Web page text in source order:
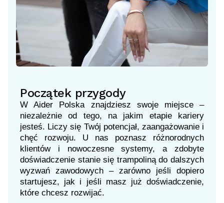
Początek przygody
W Aider Polska znajdziesz swoje miejsce –
niezależnie od tego, na jakim etapie kariery
jesteś. Liczy się Twój potencjał, zaangażowanie i
chęć rozwoju. U nas poznasz różnorodnych
klientów i nowoczesne systemy, a zdobyte
doświadczenie stanie się trampoliną do dalszych
wyzwań zawodowych – zarówno jeśli dopiero
startujesz, jak i jeśli masz już doświadczenie,
które chcesz rozwijać.